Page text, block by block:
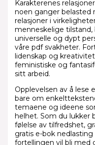
Karakterenes
noen ganger belasted
relasjoner i
menneskelige
universelle og dypt
våre pdf svakheter.
lidenskap og
feministiske og
sitt arbeid.
Opplevelsen av å lese
bare om
temaene og ideene
helhet. Som du lukker
følelse av tilfredshet,
gratis e-bok
fortellingen vil bli med